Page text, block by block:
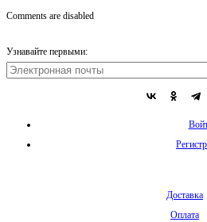
Comments are disabled
Узнавайте первыми:
Доставка
Оплата